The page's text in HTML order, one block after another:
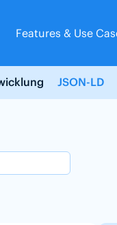
Features & Use
JSON-LD